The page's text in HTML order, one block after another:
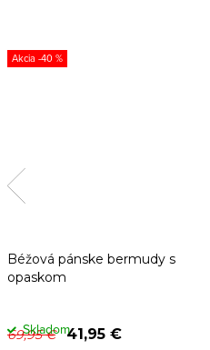
-40 %
Béžová pánske bermudy s
opaskom
69,95 € 41,95 €
Skladom